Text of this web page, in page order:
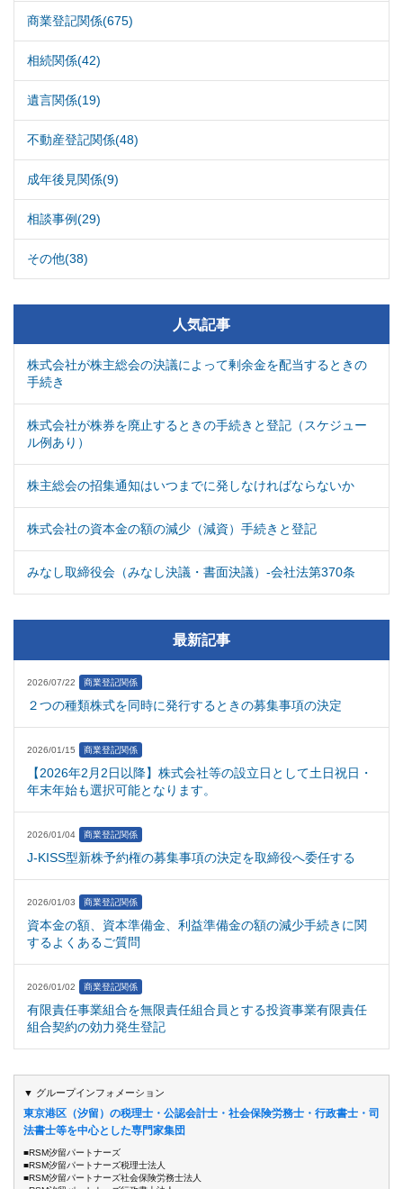
商業登記関係(675)
相続関係(42)
遺言関係(19)
不動産登記関係(48)
成年後見関係(9)
相談事例(29)
その他(38)
人気記事
株式会社が株主総会の決議によって剰余金を配当するときの
手続き
株式会社が株券を廃止するときの手続きと登記（スケジュー
ル例あり）
株主総会の招集通知はいつまでに発しなければならないか
株式会社の資本金の額の減少（減資）手続きと登記
みなし取締役会（みなし決議・書面決議）-会社法第370条
最新記事
2026/07/22 商業登記関係
２つの種類株式を同時に発行するときの募集事項の決定
2026/01/15 商業登記関係
【2026年2月2日以降】株式会社等の設立日として土日祝日・
年末年始も選択可能となります。
2026/01/04 商業登記関係
J-KISS型新株予約権の募集事項の決定を取締役へ委任する
2026/01/03 商業登記関係
資本金の額、資本準備金、利益準備金の額の減少手続きに関
するよくあるご質問
2026/01/02 商業登記関係
有限責任事業組合を無限責任組合員とする投資事業有限責任
組合契約の効力発生登記
▼ グループインフォメーション
東京港区（汐留）の税理士・公認会計士・社会保険労務士・行政書士・司
法書士等を中心とした専門家集団
■RSM汐留パートナーズ
■RSM汐留パートナーズ税理士法人
■RSM汐留パートナーズ社会保険労務士法人